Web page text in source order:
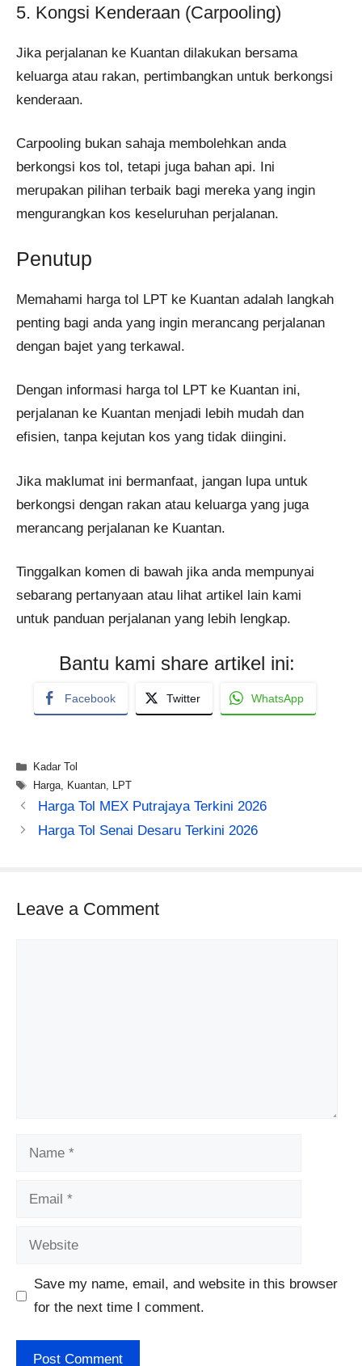
5. Kongsi Kenderaan (Carpooling)
Jika perjalanan ke Kuantan dilakukan bersama
keluarga atau rakan, pertimbangkan untuk berkongsi
kenderaan.
Carpooling bukan sahaja membolehkan anda
berkongsi kos tol, tetapi juga bahan api. Ini
merupakan pilihan terbaik bagi mereka yang ingin
mengurangkan kos keseluruhan perjalanan.
Penutup
Memahami harga tol LPT ke Kuantan adalah langkah
penting bagi anda yang ingin merancang perjalanan
dengan bajet yang terkawal.
Dengan informasi harga tol LPT ke Kuantan ini,
perjalanan ke Kuantan menjadi lebih mudah dan
efisien, tanpa kejutan kos yang tidak diingini.
Jika maklumat ini bermanfaat, jangan lupa untuk
berkongsi dengan rakan atau keluarga yang juga
merancang perjalanan ke Kuantan.
Tinggalkan komen di bawah jika anda mempunyai
sebarang pertanyaan atau lihat artikel lain kami
untuk panduan perjalanan yang lebih lengkap.
Bantu kami share artikel ini:
Facebook Twitter WhatsApp
Categories
Kadar Tol
Tags
Harga, Kuantan, LPT
Harga Tol MEX Putrajaya Terkini 2026
Harga Tol Senai Desaru Terkini 2026
Leave a Comment
Name
Email
Website
Save my name, email, and website in this browser
for the next time I comment.